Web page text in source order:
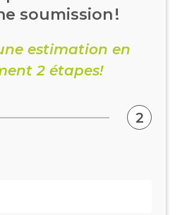
soumission !
estimation en
2 étapes!
2